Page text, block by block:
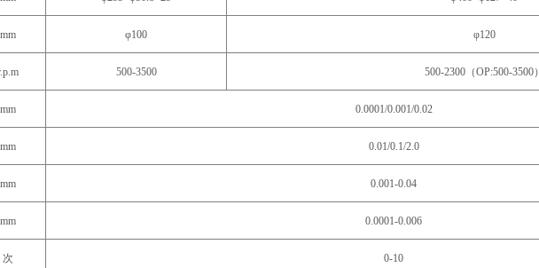
mm φ100 φ120
500-3500 500-2300（OP:500-3500）
mm 0.0001/0.001/0.02
mm 0.01/0.1/2.0
mm 0.001-0.04
mm 0.0001-0.006
次 0-10